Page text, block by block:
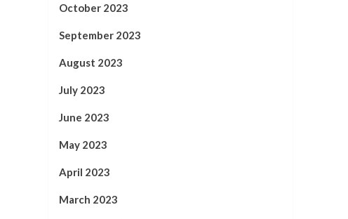
October 2023
September 2023
August 2023
July 2023
June 2023
May 2023
April 2023
March 2023